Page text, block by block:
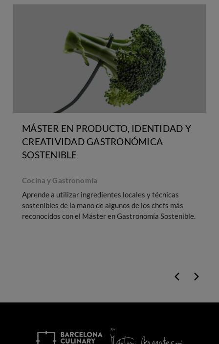
MÁSTER EN PRODUCTO, IDENTIDAD Y
CREATIVIDAD GASTRONÓMICA
SOSTENIBLE
Cocina y Gastronomía
Aprende a utilizar ingredientes locales y técnicas
sostenibles de la mano de algunos de los chefs más
reconocidos con el Máster en Gastronomía Sostenible.